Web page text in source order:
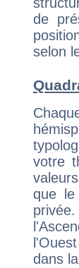
de
selon
votre
que le
dans